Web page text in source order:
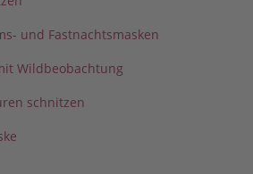
und Fastnachtsmasken
Wildbeobachtung
schnitzen